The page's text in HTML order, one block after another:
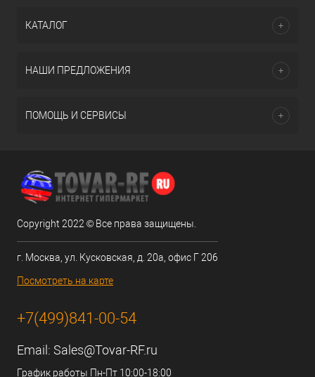
КАТАЛОГ
НАШИ ПРЕДЛОЖЕНИЯ
ПОМОЩЬ И СЕРВИСЫ
Copyright 2022 © Все права защищены.
г. Москва, ул. Кусковская, д. 20а, офис Г 206
Посмотреть на карте
+7(499)841-00-54
Email: Sales@Tovar-RF.ru
График работы Пн-Пт 10:00-18:00